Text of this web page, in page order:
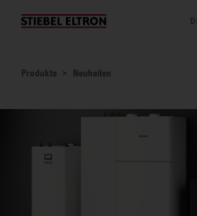
Unternehmen
Produkte Neuheiten